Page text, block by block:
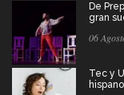
De
gran
06
Tec y